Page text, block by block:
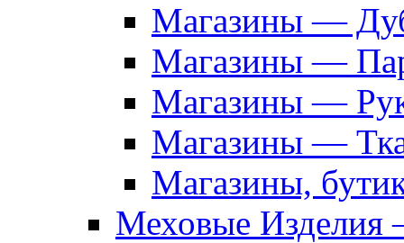
Магазины —
Магазины —
Магазины —
Магазины —
Магазины,
Меховые Изделия